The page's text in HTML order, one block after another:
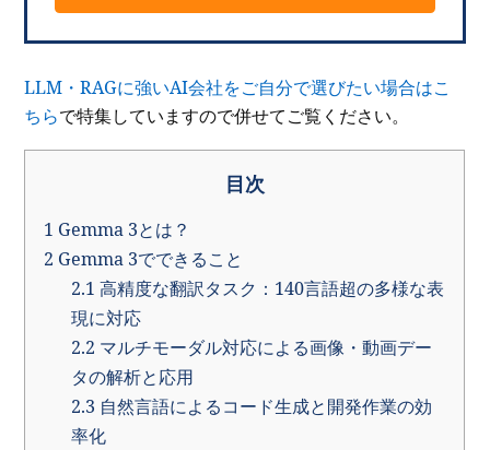
LLM・RAGに強いAI会社をご自分で選びたい場合はこ
ちらで特集していますので併せてご覧ください。
目次
1 Gemma 3とは？
2 Gemma 3でできること
2.1 高精度な翻訳タスク：140言語超の多様な表
現に対応
2.2 マルチモーダル対応による画像・動画デー
タの解析と応用
2.3 自然言語によるコード生成と開発作業の効
率化